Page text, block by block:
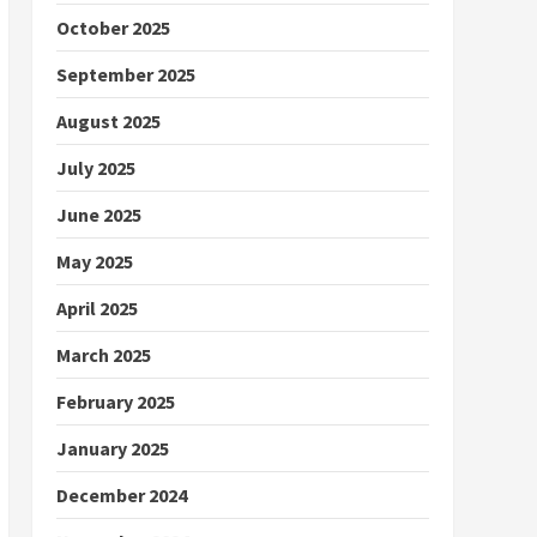
October 2025
September 2025
August 2025
July 2025
June 2025
May 2025
April 2025
March 2025
February 2025
January 2025
December 2024